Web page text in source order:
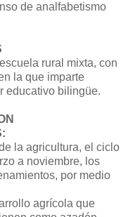
de analfabetismo
rural mixta, con
la que imparte
educativo bilingüe.
la agricultura, el ciclo
a noviembre, los
por medio
agrícola que